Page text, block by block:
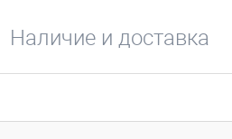
Наличие и доставка